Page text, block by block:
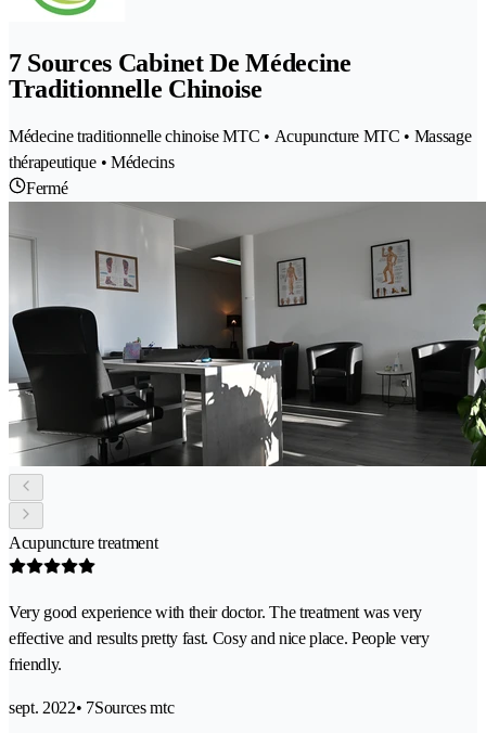
7 Sources Cabinet De Médecine
Traditionnelle Chinoise
Médecine traditionnelle chinoise MTC • Acupuncture MTC • Massage
thérapeutique • Médecins
Fermé
Acupuncture treatment
Very good experience with their doctor. The treatment was very
effective and results pretty fast. Cosy and nice place. People very
friendly.
sept. 2022• 7Sources mtc